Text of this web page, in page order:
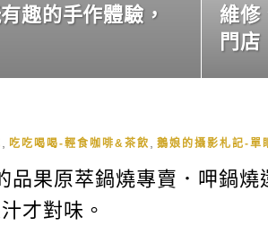
趣的手作體驗，
維修
門店
吃吃喝喝-輕食咖啡&茶飲 鵝娘的攝影札記-單
品果原萃鍋燒專賣．呷鍋燒
才對味。